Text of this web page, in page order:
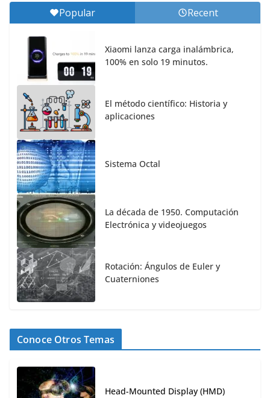
Popular Recent
Xiaomi lanza carga inalámbrica,
100% en solo 19 minutos.
El método científico: Historia y
aplicaciones
Sistema Octal
La década de 1950. Computación
Electrónica y videojuegos
Rotación: Ángulos de Euler y
Cuaterniones
Conoce Otros Temas
Head-Mounted Display (HMD)